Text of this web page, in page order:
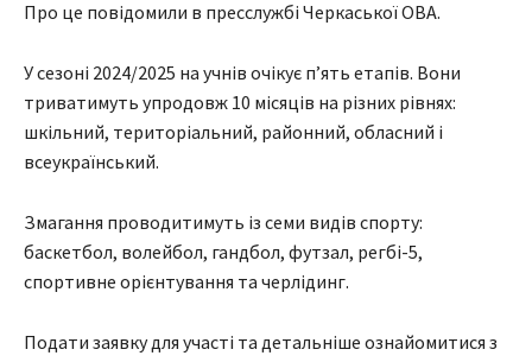
Про це повідомили в пресслужбі Черкаської ОВА.
У сезоні 2024/2025 на учнів очікує п’ять етапів. Вони
триватимуть упродовж 10 місяців на різних рівнях:
шкільний, територіальний, районний, обласний і
всеукраїнський.
Змагання проводитимуть із семи видів спорту:
баскетбол, волейбол, гандбол, футзал, регбі-5,
спортивне орієнтування та черлідинг.
Подати заявку для участі та детальніше ознайомитися з